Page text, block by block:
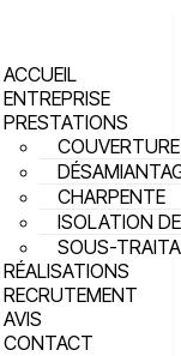
ACCUEIL
ENTREPRISE
PRESTATIONS
COUVERTURE
CHARPENTE
ISOLATION
SOUS-
RÉALISATIONS
RECRUTEMENT
AVIS
CONTACT